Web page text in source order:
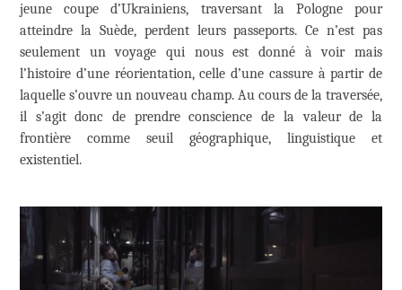
jeune coupe d’Ukrainiens, traversant la Pologne pour
atteindre la Suède, perdent leurs passeports. Ce n’est pas
seulement un voyage qui nous est donné à voir mais
l’histoire d’une réorientation, celle d’une cassure à partir de
laquelle s’ouvre un nouveau champ. Au cours de la traversée,
il s’agit donc de prendre conscience de la valeur de la
frontière comme seuil géographique, linguistique et
existentiel.